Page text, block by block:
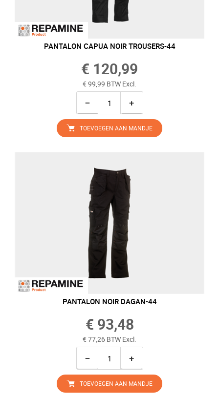
PANTALON CAPUA NOIR TROUSERS-44
€ 120,99
€ 99,99 BTW Excl.
− +
TOEVOEGEN AAN MANDJE
PANTALON NOIR DAGAN-44
€ 93,48
€ 77,26 BTW Excl.
− +
TOEVOEGEN AAN MANDJE